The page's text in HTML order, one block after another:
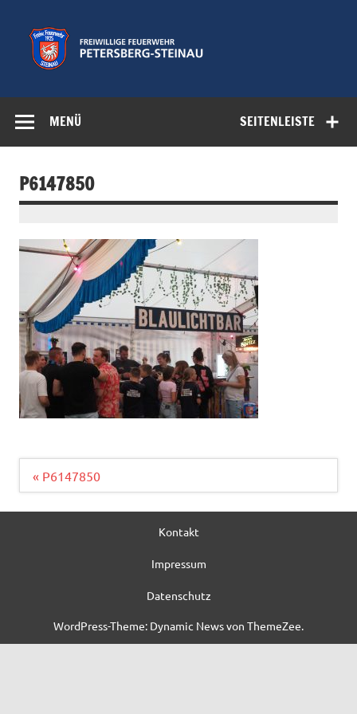
springen
Feuerwehr
Petersberg-
SEITENLEISTE
MENÜ
P6147850
Beitragsnavigation
« P6147850
Kontakt
Impressum
Datenschutz
WordPress-Theme: Dynamic News von ThemeZee.